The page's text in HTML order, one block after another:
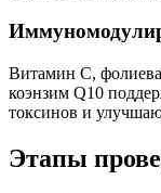
Витамин C,
коэнзим Q10
токсинов и
Этапы